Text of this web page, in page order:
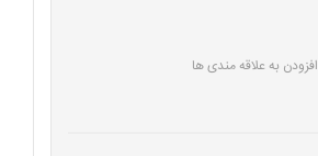
افزودن به علاقه مندی ها